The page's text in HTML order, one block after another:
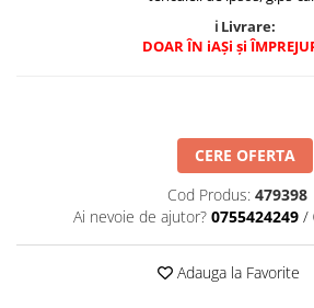
Garnituri Adezive Uși Ferestre
Șuruburi Gips Carton
Piese pentru CD si UA
ℹ️ Livrare:
DOAR ÎN iAȘi și
CERE OFERTA
Cod Produs: 479398
Ai nevoie de ajutor? 0755424249 /
Adauga la Favorite